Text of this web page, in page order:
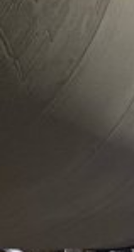
машиностроения»
Омск
10 июня 2014
В феврале-апреле 2014
выполнила работы по